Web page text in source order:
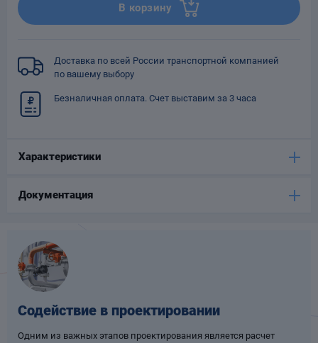
В корзину
Доставка по всей России транспортной компанией
по вашему выбору
Безналичная оплата. Счет выставим за 3 часа
Характеристики
Документация
Содействие в проектировании
Одним из важных этапов проектирования является расчет
Фильтры для